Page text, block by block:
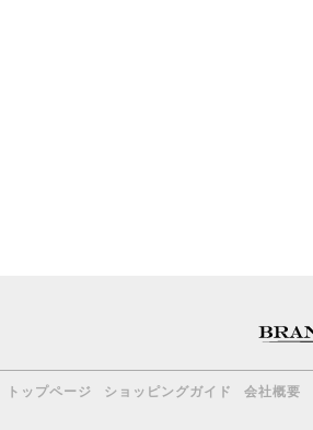
トップページ ショッピングガイド 会社概要